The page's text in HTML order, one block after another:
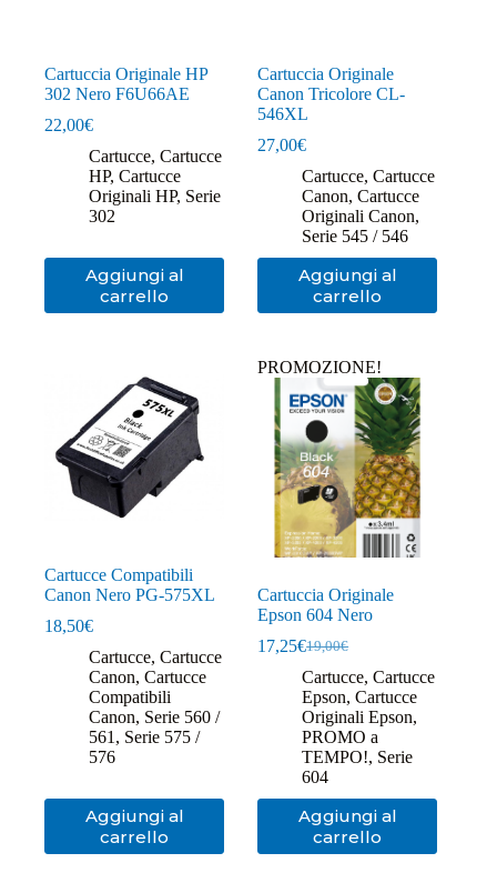
Cartuccia Originale HP
302 Nero F6U66AE
22,00€
Cartucce, Cartucce
HP, Cartucce
Originali HP, Serie
302
Aggiungi al
carrello
Cartuccia Originale
Canon Tricolore CL-
546XL
27,00€
Cartucce,Cartucce
Canon,Cartucce
Originali Canon,
Serie 545 / 546
Aggiungi al
carrello
Cartucce Compatibili
Canon Nero PG-575XL
18,50€
Cartucce, Cartucce
Canon, Cartucce
Compatibili
Canon, Serie 560 /
561 , Serie 575 /
576
Aggiungi al
carrello
PROMOZIONE!
Cartuccia Originale
Epson 604 Nero
19,00€
Il
prezzo
originale
era:
19,00€.
17,25€Il
prezzo
attuale
è:
17,25€.
Cartucce,Cartucce
Epson,Cartucce
Originali Epson,
PROMO a
TEMPO!, Serie
604
Aggiungi al
carrello